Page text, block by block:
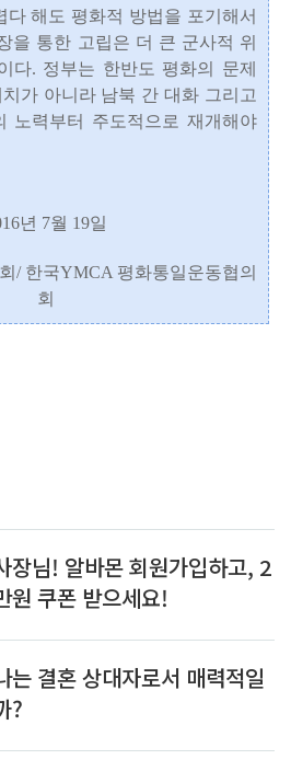
다 해도 평화적 방법을 포기해서
을 통한 고립은 더 큰 군사적 위
다. 정부는 한반도 평화의 문제
가 아니라 남북 간 대화 그리고
노력부터 주도적으로 재개해야
년 7월 19일
/ 한국YMCA 평화통일운동협의
회